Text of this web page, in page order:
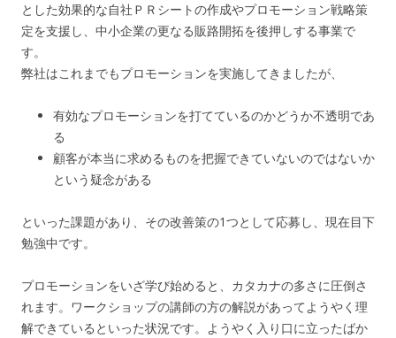
とした効果的な自社ＰＲシートの作成やプロモーション戦略策
定を支援し、中小企業の更なる販路開拓を後押しする事業で
す。
弊社はこれまでもプロモーションを実施してきましたが、
有効なプロモーションを打てているのかどうか不透明であ
る
顧客が本当に求めるものを把握できていないのではないか
という疑念がある
といった課題があり、その改善策の1つとして応募し、現在目下
勉強中です。
プロモーションをいざ学び始めると、カタカナの多さに圧倒さ
れます。ワークショップの講師の方の解説があってようやく理
解できているといった状況です。ようやく入り口に立ったばか